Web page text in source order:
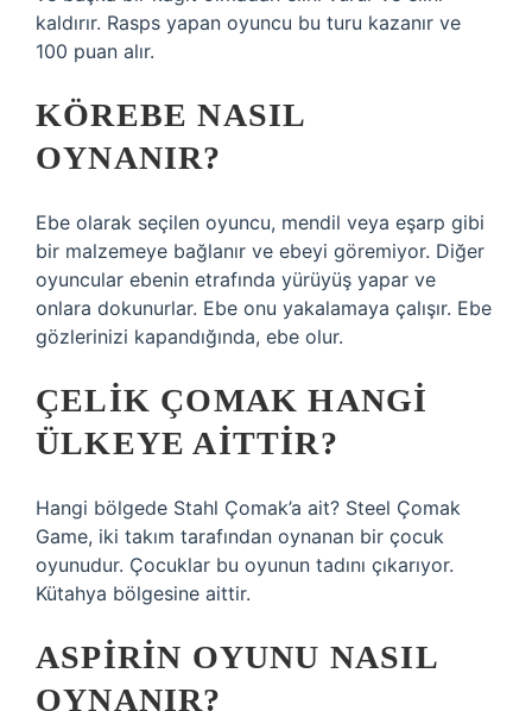
kaldırır. Rasps yapan oyuncu bu turu kazanır ve
100 puan alır.
KÖREBE NASIL
OYNANIR?
Ebe olarak seçilen oyuncu, mendil veya eşarp gibi
bir malzemeye bağlanır ve ebeyi göremiyor. Diğer
oyuncular ebenin etrafında yürüyüş yapar ve
onlara dokunurlar. Ebe onu yakalamaya çalışır. Ebe
gözlerinizi kapandığında, ebe olur.
ÇELIK ÇOMAK HANGI
ÜLKEYE AITTIR?
Hangi bölgede Stahl Çomak’a ait? Steel Çomak
Game, iki takım tarafından oynanan bir çocuk
oyunudur. Çocuklar bu oyunun tadını çıkarıyor.
Kütahya bölgesine aittir.
ASPIRIN OYUNU NASIL
OYNANIR?